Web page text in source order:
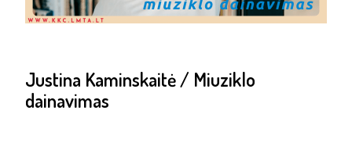
Justina Kaminskaitė / Miuziklo
dainavimas